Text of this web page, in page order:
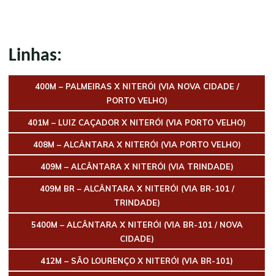
Linhas:
400M – PALMEIRAS X NITERÓI (VIA NOVA CIDADE /
PORTO VELHO)
401M – LUIZ CAÇADOR X NITERÓI (VIA PORTO VELHO)
408M – ALCÂNTARA X NITERÓI (VIA PORTO VELHO)
409M – ALCÂNTARA X NITERÓI (VIA TRINDADE)
409M BR – ALCÂNTARA X NITERÓI (VIA BR-101 /
TRINDADE)
5400M – ALCÂNTARA X NITERÓI (VIA BR-101 / NOVA
CIDADE)
412M – SÃO LOURENÇO X NITERÓI (VIA BR-101)